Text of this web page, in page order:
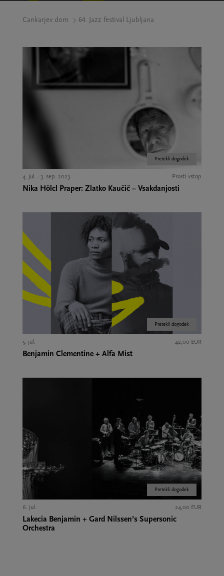
Cankarjev dom 64. Jazz festival Ljubljana
Pretekli dogodek
4. jul. - 3. sep. 2023 Prosti vstop
Nika Hölcl Praper: Zlatko Kaučič – Vsakdanjosti
Pretekli dogodek
5. jul. 42,00 EUR
Benjamin Clementine + Alfa Mist
Pretekli dogodek
6. jul. 24,00 EUR
Lakecia Benjamin + Gard Nilssen’s Supersonic
Orchestra